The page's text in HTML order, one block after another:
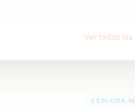
Ver todas
EXPLORA